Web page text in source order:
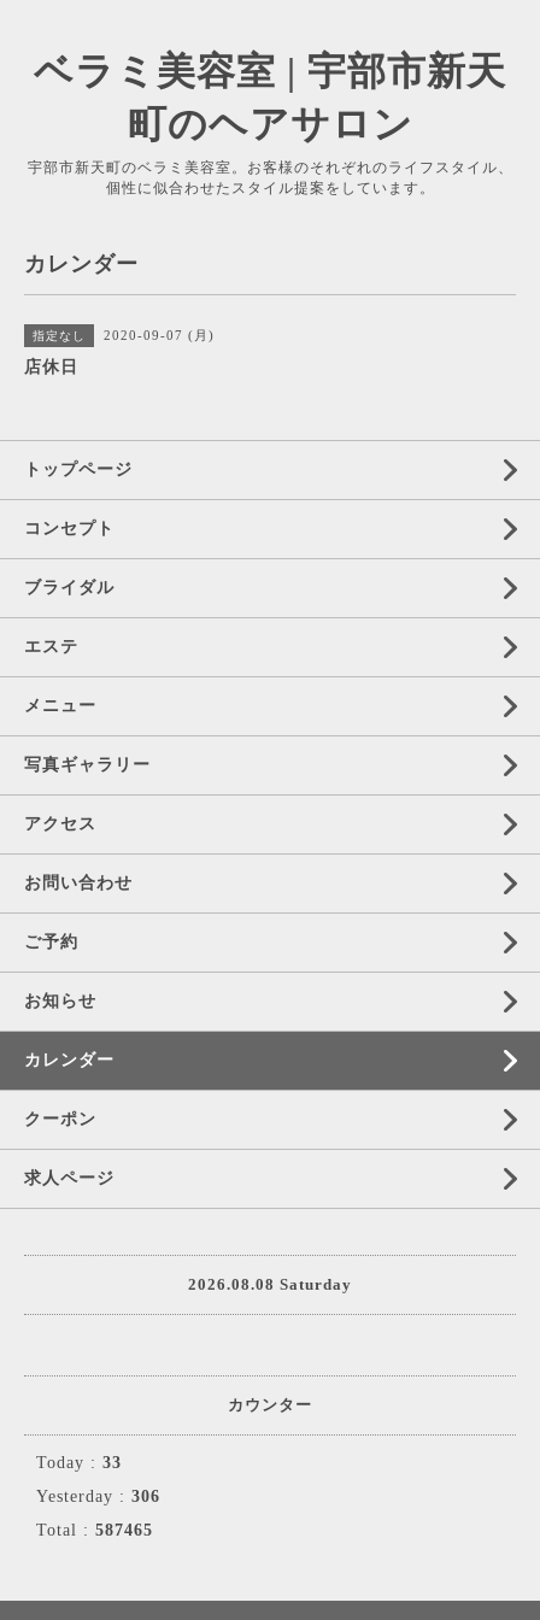
ベラミ美容室 | 宇部市新天
町のヘアサロン
宇部市新天町のベラミ美容室。お客様のそれぞれのライフスタイル、
個性に似合わせたスタイル提案をしています。
カレンダー
指定なし 2020-09-07 (月)
店休日
トップページ
コンセプト
ブライダル
エステ
メニュー
写真ギャラリー
アクセス
お問い合わせ
ご予約
お知らせ
カレンダー
クーポン
求人ページ
2026.08.08 Saturday
カウンター
Today : 33
Yesterday : 306
Total : 587465